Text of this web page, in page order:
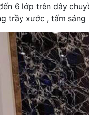
6 lớp trên dây
trầy xước , tấm sáng